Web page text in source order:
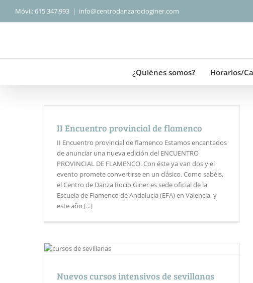
contenido
Móvil: 615.347.993 | info@centrodanzarocioginer.com
¿Quiénes somos? Horarios/
II Encuentro provincial de flamenco
II Encuentro provincial de flamenco Estamos encantados
de anunciar una nueva edición del ENCUENTRO
PROVINCIAL DE FLAMENCO. Con éste ya van dos y el
evento promete convertirse en un clásico. Como sabéis,
el Centro de Danza Rocío Giner es sede oficial de la
Escuela de Flamenco de Andalucía (EFA) en Valencia, y
este año [...]
Nuevos cursos intensivos de sevillanas